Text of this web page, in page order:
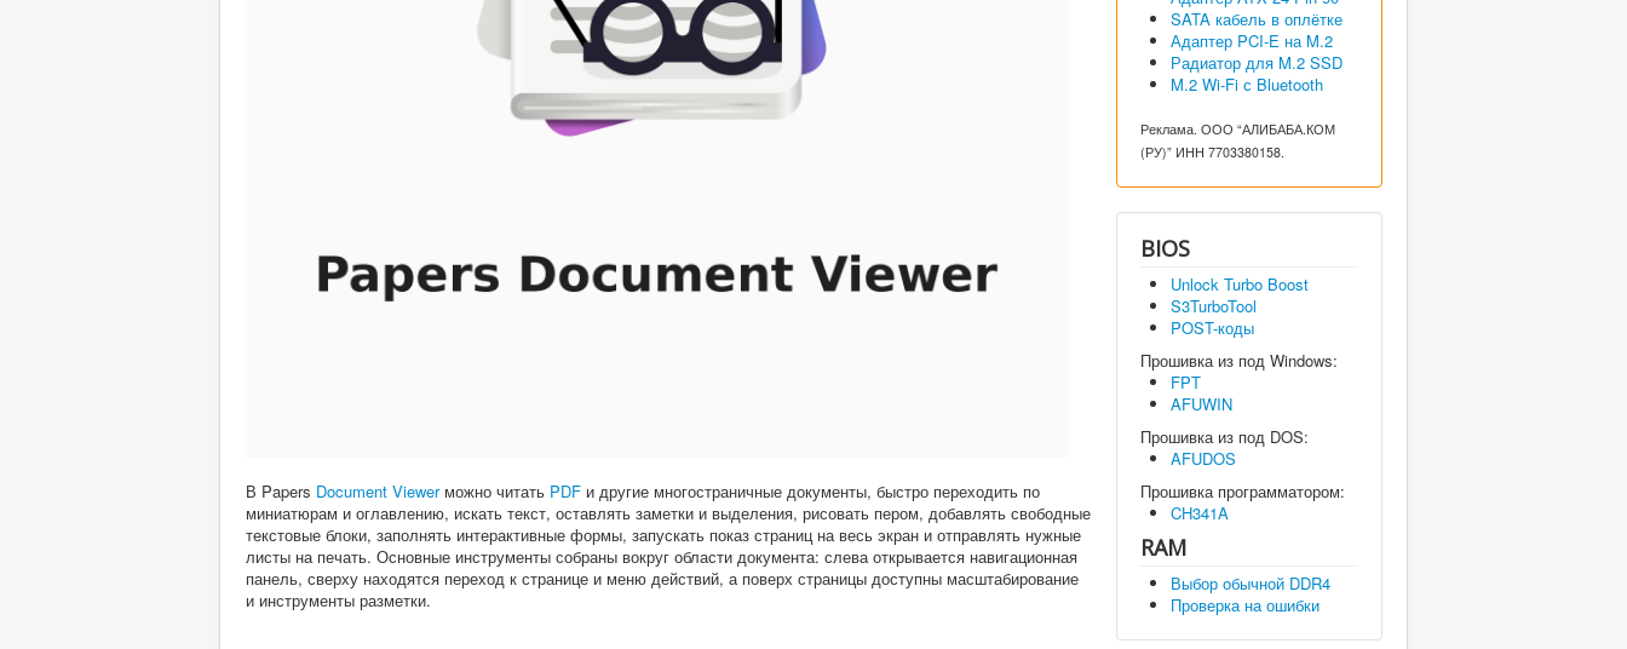
В Papers Document Viewerможно читать PDF и другие многостраничные документы, быстро переходить по
миниатюрам и оглавлению, искать текст, оставлять заметки и выделения, рисовать пером, добавлять свободные
текстовые блоки, заполнять интерактивные формы, запускать показ страниц на весь экран и отправлять нужные
листы на печать. Основные инструменты собраны вокруг области документа: слева открывается навигационная
панель, сверху находятся переход к странице и меню действий, а поверх страницы доступны масштабирование
и инструменты разметки.
SATA кабель в оплётке
Адаптер PCI-E на M.2
Радиатор для M.2 SSD
M.2 Wi-Fi с Bluetooth
Реклама. ООО “АЛИБАБА.КОМ
(РУ)” ИНН 7703380158.
BIOS
Unlock Turbo Boost
S3TurboTool
POST-коды
Прошивка из под Windows:
FPT
AFUWIN
Прошивка из под DOS:
AFUDOS
Прошивка программатором:
CH341A
RAM
Выбор обычной DDR4
Проверка на ошибки